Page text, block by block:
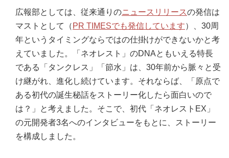
広報部としては、従来通りのニュースリリースの発信は
マストとして（ PR TIMESでも発信しています）、30周
年というタイミングならではの仕掛けができないかと考
えていました。「ネオレスト」のDNAともいえる特長
である「タンクレス」「節水」は、30年前から脈々と受
け継がれ、進化し続けています。それならば、「原点で
ある初代の誕生秘話をストーリー化したら面白いので
は？」と考えました。そこで、初代「ネオレストEX」
の元開発者3名へのインタビューをもとに、ストーリー
を構成しました。